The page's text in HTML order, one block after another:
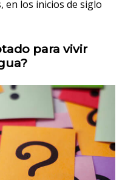
en los inicios de siglo
para vivir